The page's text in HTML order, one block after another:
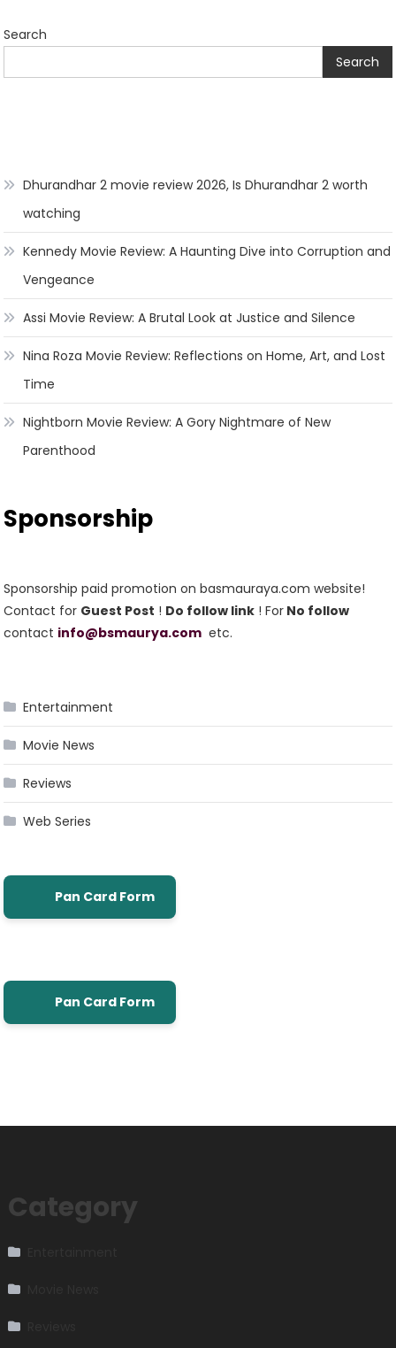
Search
Search
Dhurandhar 2 movie review 2026, Is Dhurandhar 2 worth
watching
Kennedy Movie Review: A Haunting Dive into Corruption and
Vengeance
Assi Movie Review: A Brutal Look at Justice and Silence
Nina Roza Movie Review: Reflections on Home, Art, and Lost
Time
Nightborn Movie Review: A Gory Nightmare of New
Parenthood
Sponsorship
Sponsorship paid promotion on basmauraya.com website!
Contact for Guest Post ! Do follow link ! For No follow
contact info@bsmaurya.com etc.
Entertainment
Movie News
Reviews
Web Series
Pan Card Form
Pan Card Form
Category